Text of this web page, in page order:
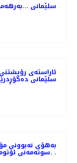
سلێمانی
ئاراسته‌ی
سلێمانی
به‌هۆی نه‌بوونی
سوته‌مه‌نی ئۆتومبێل داده‌خرێت. .